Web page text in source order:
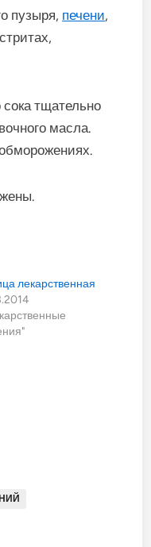
пузыря, печени,
тщательно
масла.
лекарственная